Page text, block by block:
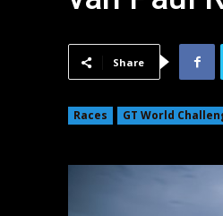
Share
Races GT World